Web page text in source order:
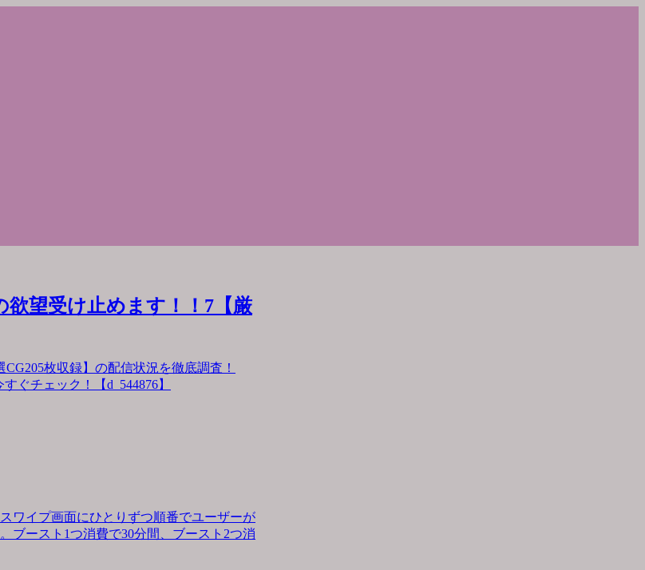
欲望受け止めます！！7【厳
枚収録】の配信状況を徹底調査！
ぐチェック！【d_544876】
ワイプ画面にひとりずつ順番でユーザーが
ブースト1つ消費で30分間、ブースト2つ消